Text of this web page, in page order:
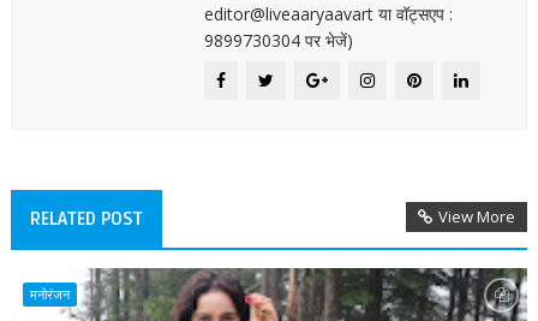
editor@liveaaryaavart या वॉट्सएप :
9899730304 पर भेजें)
RELATED POST View More
मनोरंजन